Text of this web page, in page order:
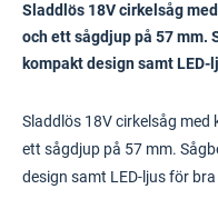
Sladdlös 18V cirkelsåg
och ett sågdjup på 57 mm.
kompakt design samt
Sladdlös 18V cirkelsåg
ett sågdjup på 57 mm.
design samt LED-ljus för